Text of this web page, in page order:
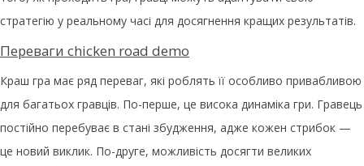
стратегію у реальному часі для досягнення кращих результатів.
Переваги chicken road demo
Краш гра має ряд переваг, які роблять її особливо привабливою
для багатьох гравців. По-перше, це висока динаміка гри. Гравець
постійно перебуває в стані збудження, адже кожен стрибок —
це новий виклик. По-друге, можливість досягти великих